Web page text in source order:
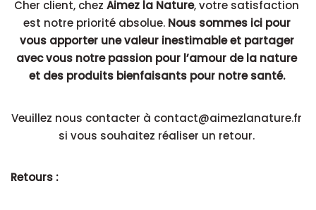
Cher client, chez Aimez la Nature, votre satisfaction
est notre priorité absolue.Nous sommes ici pour
vous apporter une valeur inestimable et partager
avec vous notre passion pour l’amour de la nature
et des produits bienfaisants pour notre santé.
Veuillez nous contacter à contact@aimezlanature.fr
si vous souhaitez réaliser un retour.
Retours :